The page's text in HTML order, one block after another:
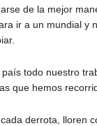
de la mejor
ir a un mundial y
todo nuestro
que hemos
derrota, lloren